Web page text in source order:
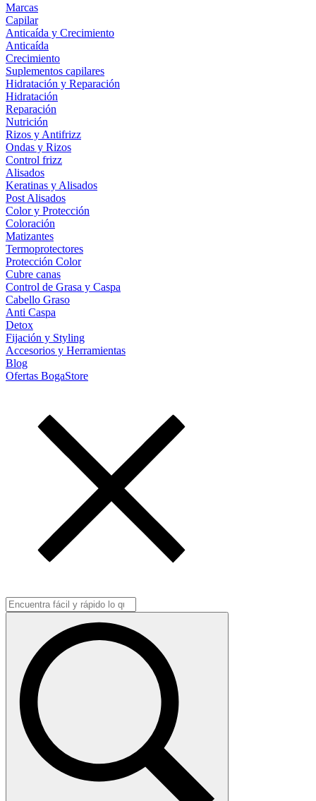
Marcas
Capilar
Anticaída y Crecimiento
Anticaída
Crecimiento
Suplementos capilares
Hidratación y Reparación
Hidratación
Reparación
Nutrición
Rizos y Antifrizz
Ondas y Rizos
Control frizz
Alisados
Keratinas y Alisados
Post Alisados
Color y Protección
Coloración
Matizantes
Termoprotectores
Protección Color
Cubre canas
Control de Grasa y Caspa
Cabello Graso
Anti Caspa
Detox
Fijación y Styling
Accesorios y Herramientas
Blog
Ofertas BogaStore